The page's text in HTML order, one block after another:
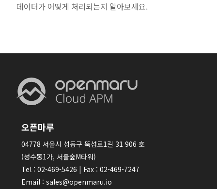
데이터가 어떻게 처리되는지 알아보세요.
오픈마루
04778 서울시 성동구 뚝섬로1길 31 906 호
(성수동1가, 서울숲M타워)
Tel : 02-469-5426 | Fax : 02-469-7247
Email : sales@openmaru.io